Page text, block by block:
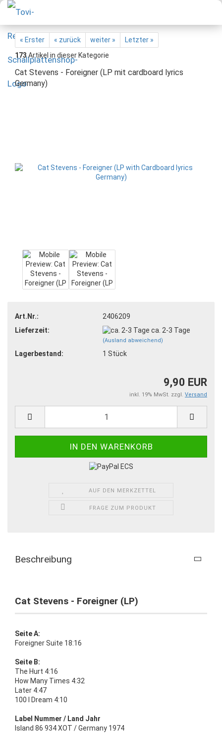
« Erster « zurück weiter »
Letzter »
173Artikel in dieser Kategorie
Cat Stevens - Foreigner (LP mit cardboard lyrics
Germany)
Art.Nr.:
2406209
Lieferzeit:
ca. 2-3 Tage
(Ausland abweichend)
Lagerbestand: 1 Stück
9,90 EUR
inkl. 19% MwSt. zzgl. Versand
AUF DEN MERKZETTEL
FRAGE ZUM PRODUKT
Beschreibung
Cat Stevens - Foreigner (LP)
Seite A:
Foreigner Suite 18:16
Seite B:
The Hurt 4:16
How Many Times 4:32
Later 4:47
100 I Dream 4:10
Label Nummer / Land Jahr
Island 86 934 XOT / Germany 1974